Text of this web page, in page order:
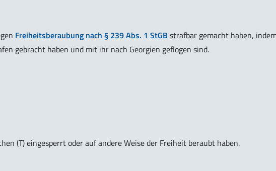
Freiheitsberaubung nach § 239 Abs. 1 StGB strafbar gemacht haben,
gebracht haben und mit ihr nach Georgien geflogen sind.
(T) eingesperrt oder auf andere Weise der Freiheit beraubt haben.